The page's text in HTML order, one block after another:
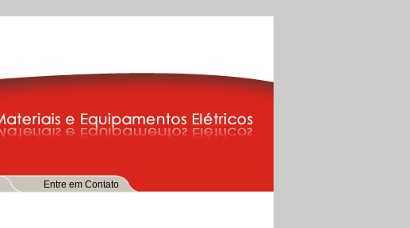
Entre em Contato